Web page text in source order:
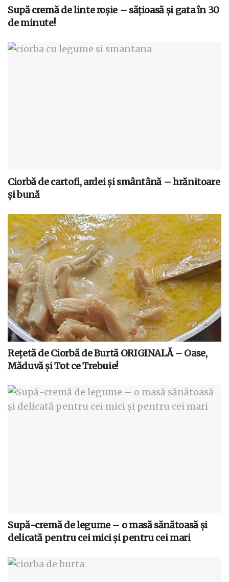
Supă cremă de linte roșie – sățioasă și gata în 30
de minute!
Ciorbă de cartofi, ardei și smântână – hrănitoare
și bună
Rețetă de Ciorbă de Burtă ORIGINALĂ – Oase,
Măduvă și Tot ce Trebuie!
Supă-cremă de legume – o masă sănătoasă și
delicată pentru cei mici și pentru cei mari